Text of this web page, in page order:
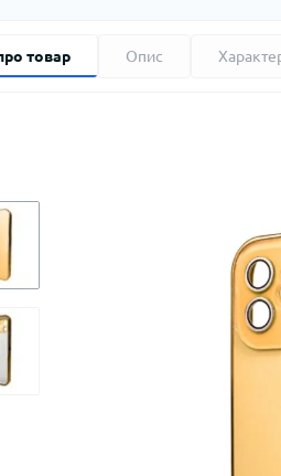
товар Опис